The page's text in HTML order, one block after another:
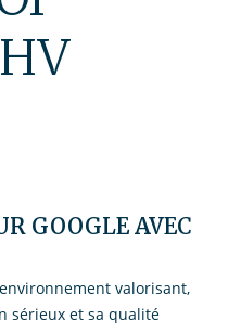
GOOGLE AVEC
valorisant,
sérieux et sa qualité